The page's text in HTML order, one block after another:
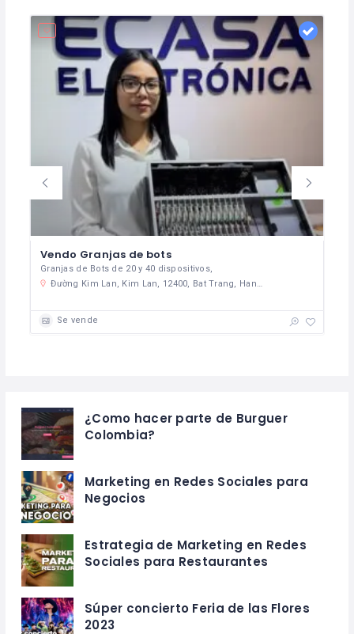
Vendo Granjas de bots
Granjas de Bots de 20 y 40 dispositivos,
Đường Kim Lan, Kim Lan, 12400, Bat Trang, Hanoi, Vietnam
Se vende
¿Como hacer parte de Burguer
Colombia?
Marketing en Redes Sociales para
Negocios
Estrategia de Marketing en Redes
Sociales para Restaurantes
Súper concierto Feria de las Flores
2023